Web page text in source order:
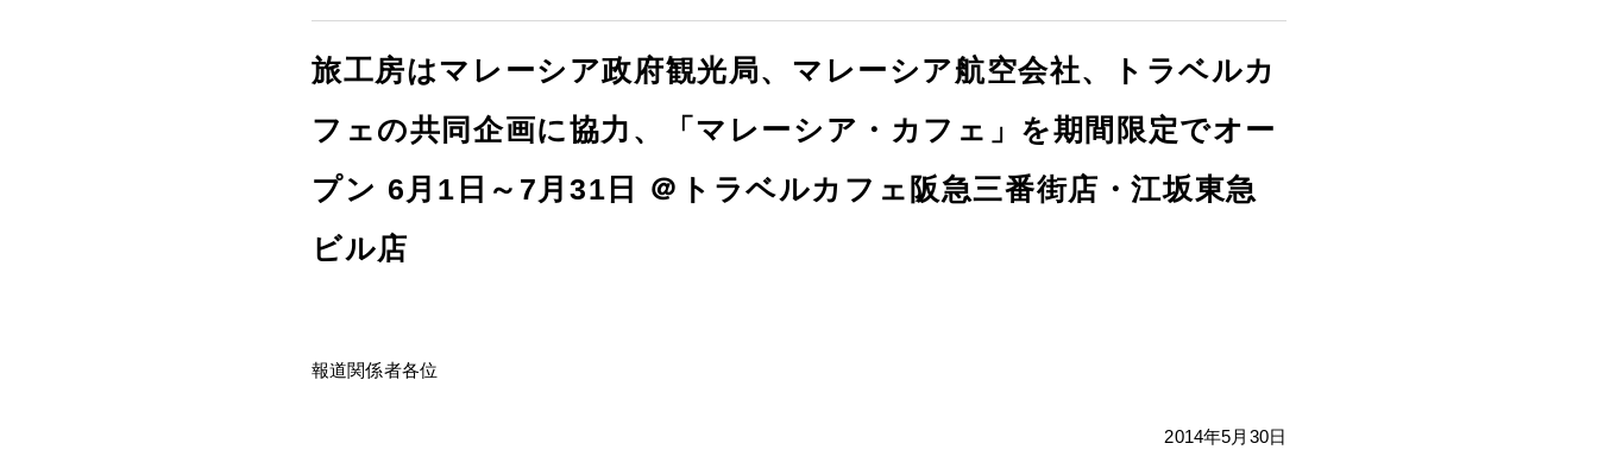
旅工房はマレーシア政府観光局、マレーシア航空会社、トラベルカ
フェの共同企画に協力、「マレーシア・カフェ」を期間限定でオー
プン 6月1日～7月31日 ＠トラベルカフェ阪急三番街店・江坂東急
ビル店
報道関係者各位
2014年5月30日